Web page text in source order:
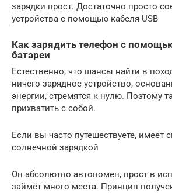
зарядки прост. Достаточно просто
устройства с помощью кабеля USB
Как зарядить телефон с
батареи
Естественно, что шансы найти в
ничего зарядное устройство,
энергии, стремятся к нулю. Поэтому
прихватить с собой.
Если вы часто путешествуете, имеет
солнечной зарядкой
Он абсолютно автономен, прост в
займёт много места. Принцип